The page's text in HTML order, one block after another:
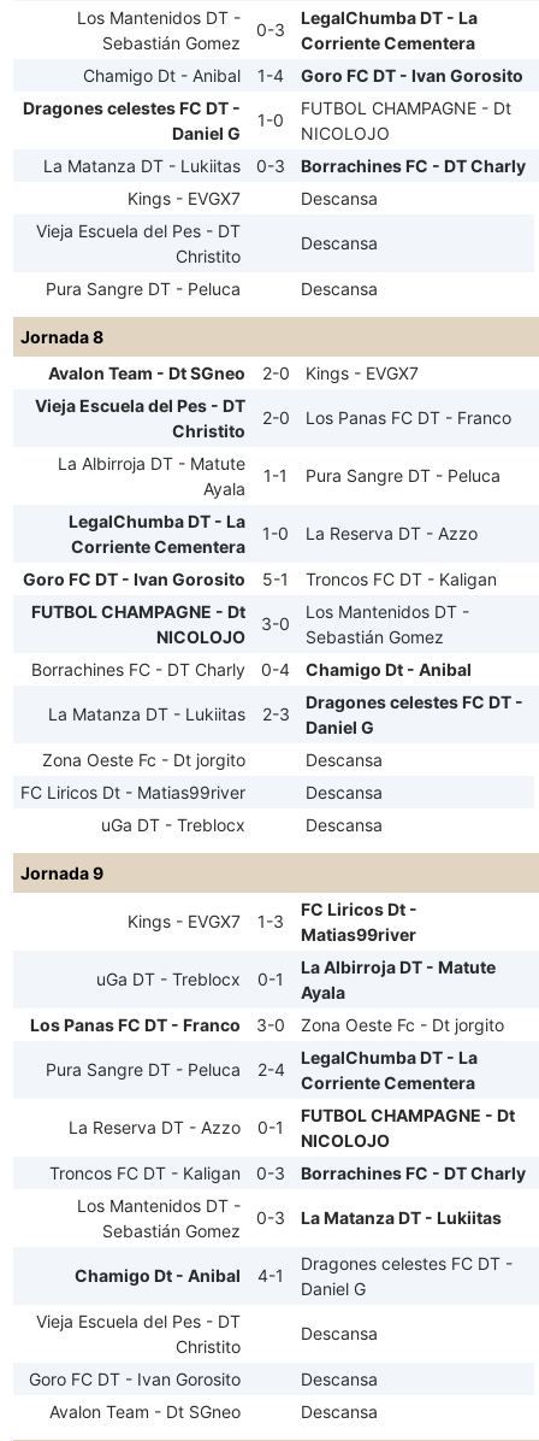
Los Mantenidos DT -
Sebastián Gomez
0-3
LegalChumba DT - La
Corriente Cementera
Chamigo Dt - Anibal
1-4
Goro FC DT - Ivan Gorosito
Dragones celestes FC DT -
Daniel G
1-0
FUTBOL CHAMPAGNE - Dt
NICOLOJO
La Matanza DT - Lukiitas
0-3
Borrachines FC - DT Charly
Kings - EVGX7
Descansa
Vieja Escuela del Pes - DT
Christito
Descansa
Pura Sangre DT - Peluca Descansa
Jornada 8
Avalon Team - Dt SGneo
2-0
Kings - EVGX7
Vieja Escuela del Pes - DT
Christito
2-0 Los Panas FC DT - Franco
La Albirroja DT - Matute
Ayala
1-1 Pura Sangre DT - Peluca
LegalChumba DT - La
Corriente Cementera
1-0 La Reserva DT - Azzo
Goro FC DT - Ivan Gorosito 5-1
Troncos FC DT - Kaligan
FUTBOL CHAMPAGNE - Dt
NICOLOJO
3-0
Los Mantenidos DT -
Sebastián Gomez
Borrachines FC - DT Charly
0-4 Chamigo Dt - Anibal
La Matanza DT - Lukiitas 2-3
Dragones celestes FC DT -
Daniel G
Zona Oeste Fc - Dt jorgito
Descansa
FC Liricos Dt - Matias99river
Descansa
uGa DT - Treblocx
Descansa
Jornada 9
Kings - EVGX7 1-3
FC Liricos Dt -
Matias99river
uGa DT - Treblocx 0-1
La Albirroja DT - Matute
Ayala
Los Panas FC DT - Franco
3-0 Zona Oeste Fc - Dt jorgito
Pura Sangre DT - Peluca 2-4
LegalChumba DT - La
Corriente Cementera
La Reserva DT - Azzo 0-1
FUTBOL CHAMPAGNE - Dt
NICOLOJO
Troncos FC DT - Kaligan
0-3
Borrachines FC - DT Charly
Los Mantenidos DT -
Sebastián Gomez
0-3 La Matanza DT - Lukiitas
Chamigo Dt - Anibal 4-1
Dragones celestes FC DT -
Daniel G
Vieja Escuela del Pes - DT
Christito
Descansa
Goro FC DT - Ivan Gorosito
Descansa
Avalon Team - Dt SGneo
Descansa